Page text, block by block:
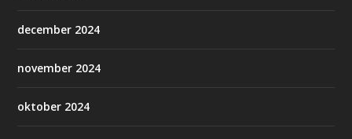
december 2024
november 2024
oktober 2024